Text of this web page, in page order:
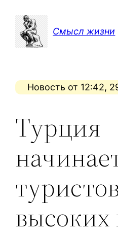
содержимому
Смысл жизни
Новость от 12:42,
Турция
высоких